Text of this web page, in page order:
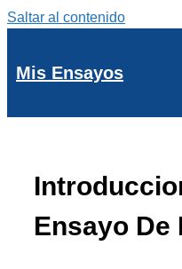
Saltar al contenido
Mis Ensayos
Ensayo De